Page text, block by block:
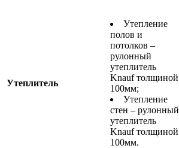
Утеплитель
Утепление
полов и
потолков –
рулонный
утеплитель
Knauf толщиной
100мм;
Утепление
стен – рулонный
утеплитель
Knauf толщиной
100мм.